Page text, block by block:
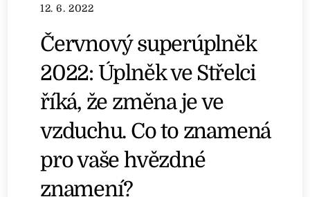
12. 6. 2022
Červnový superúplněk
2022: Úplněk ve Střelci
říká, že změna je ve
vzduchu. Co to znamená
pro vaše hvězdné
znamení?